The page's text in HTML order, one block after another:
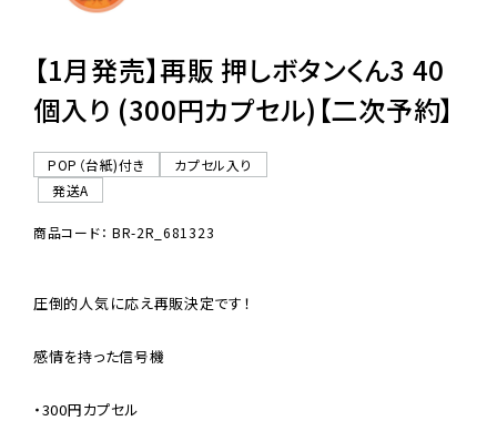
ご利用ガイド
06-6282-7659
【1月発売】再販 押しボタンくん3 40
個入り (300円カプセル)【二次予約】
POP（台紙)付き
カプセル入り
発送A
商品コード： BR-2R_681323
圧倒的人気に応え再販決定です！
感情を持った信号機
・300円カプセル